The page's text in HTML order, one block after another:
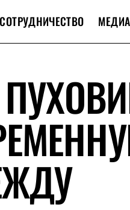
СОТРУДНИЧЕСТВО МЕДИА